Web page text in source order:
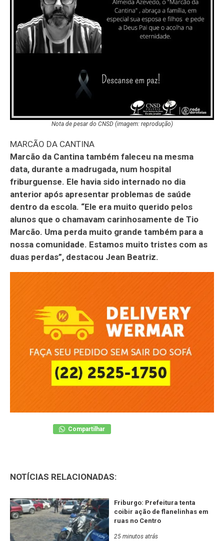
Nota de pesar do CNSD (imagem: reprodução)
MARCÃO DA CANTINA
Marcão da Cantina também faleceu na mesma
data, durante a madrugada, num hospital
friburguense. Ele havia sido internado no dia
anterior após apresentar problemas de saúde
dentro da escola. “Ele era muito querido pelos
alunos que o chamavam carinhosamente de Tio
Marcão. Uma perda muito grande também para a
nossa comunidade. Estamos muito tristes com as
duas perdas”, destacou Jean Beatriz.
Compartilhar
NOTÍCIAS RELACIONADAS:
Friburgo: Prefeitura tenta
coibir ação de flanelinhas em
ruas no Centro
25 minutos atrás